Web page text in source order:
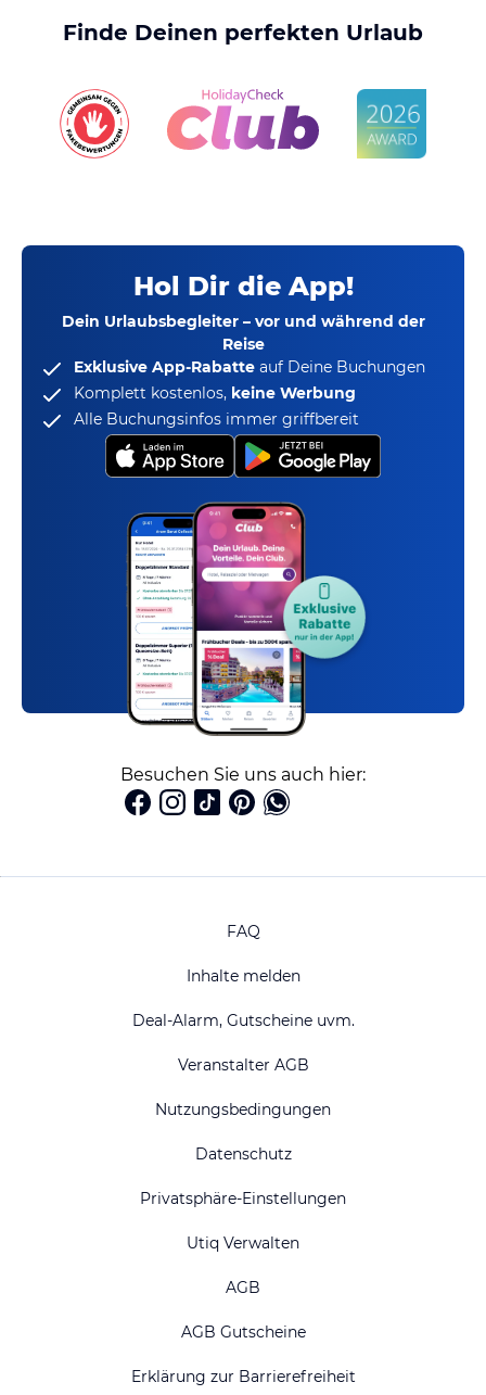
Finde Deinen perfekten Urlaub
Hol Dir die App!
Dein Urlaubsbegleiter – vor und während der
Reise
Exklusive App-Rabatte auf Deine Buchungen
Komplett kostenlos, keine Werbung
Alle Buchungsinfos immer griffbereit
Besuchen Sie uns auch hier:
FAQ
Inhalte melden
Deal-Alarm, Gutscheine uvm.
Veranstalter AGB
Nutzungsbedingungen
Datenschutz
Privatsphäre-Einstellungen
Utiq Verwalten
AGB
AGB Gutscheine
Erklärung zur Barrierefreiheit